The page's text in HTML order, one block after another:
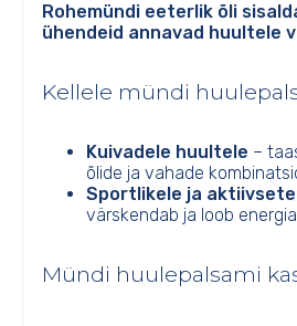
Rohemündi eeterlik õli
ühendeid annavad huultele
Kellele mündi
Kuivadele huultele –
õlide ja vahade
Sportlikele ja
värskendab ja loob
Mündi huulepalsami